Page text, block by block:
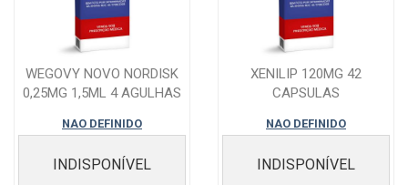
WEGOVY NOVO NORDISK
0,25MG 1,5ML 4 AGULHAS
NAO DEFINIDO
INDISPONÍVEL
XENILIP 120MG 42
CAPSULAS
NAO DEFINIDO
INDISPONÍVEL